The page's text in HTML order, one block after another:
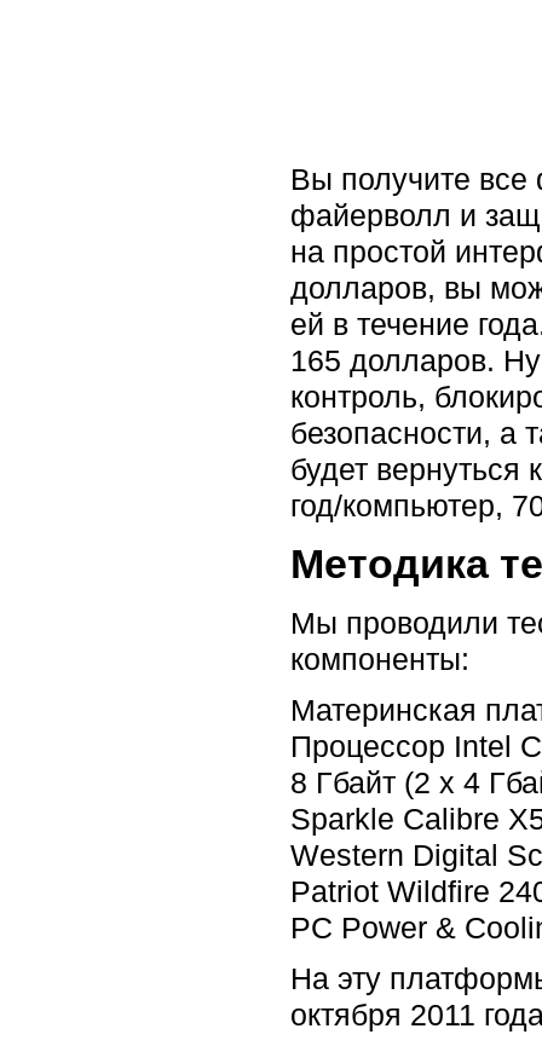
Вы получите все
файерволл и
на простой
долларов, вы
ей в течение
165 долларов.
контроль,
безопасности, а
будет
год/компьютер,
Методика
Мы проводили
компоненты:
Материнская
Процессор Intel
8 Гбайт (2 x 4
Sparkle Calibre
Western Digital
Patriot Wildfire
PC Power &
На эту
октября 2011